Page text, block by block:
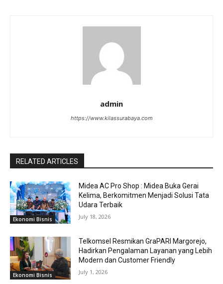
admin
https://www.kilassurabaya.com
RELATED ARTICLES
Ekonomi Bisnis
Midea AC Pro Shop : Midea Buka Gerai
Kelima, Berkomitmen Menjadi Solusi Tata
Udara Terbaik
July 18, 2026
Ekonomi Bisnis
Telkomsel Resmikan GraPARI Margorejo,
Hadirkan Pengalaman Layanan yang Lebih
Modern dan Customer Friendly
July 1, 2026